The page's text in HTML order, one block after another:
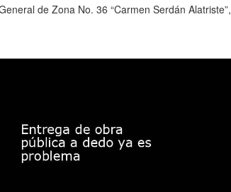
de Zona No. 36 “Carmen Serdán Alatriste”,